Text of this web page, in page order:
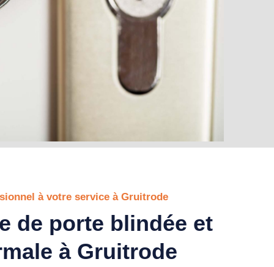
à votre service à Gruitrode
de porte blindée et
à Gruitrode